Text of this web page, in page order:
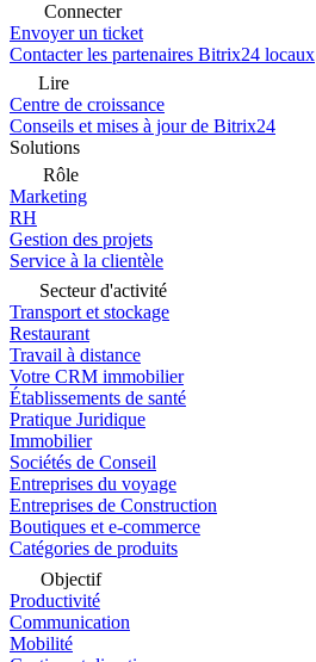
Connecter
Envoyer un ticket
Contacter les partenaires Bitrix24 locaux
Lire
Centre de croissance
Conseils et mises à jour de Bitrix24
Solutions
Rôle
Marketing
RH
Gestion des projets
Service à la clientèle
Secteur d'activité
Transport et stockage
Restaurant
Travail à distance
Votre CRM immobilier
Établissements de santé
Pratique Juridique
Immobilier
Sociétés de Conseil
Entreprises du voyage
Entreprises de Construction
Boutiques et e-commerce
Catégories de produits
Objectif
Productivité
Communication
Mobilité